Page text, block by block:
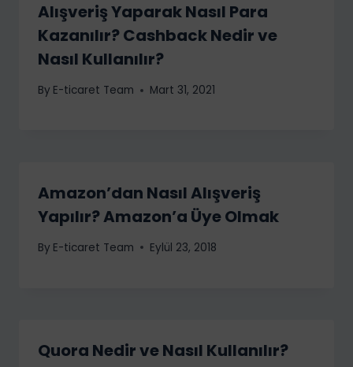
Alışveriş Yaparak Nasıl Para
Kazanılır? Cashback Nedir ve
Nasıl Kullanılır?
By E-ticaret Team Mart 31, 2021
Amazon’dan Nasıl Alışveriş
Yapılır? Amazon’a Üye Olmak
By E-ticaret Team Eylül 23, 2018
Quora Nedir ve Nasıl Kullanılır?